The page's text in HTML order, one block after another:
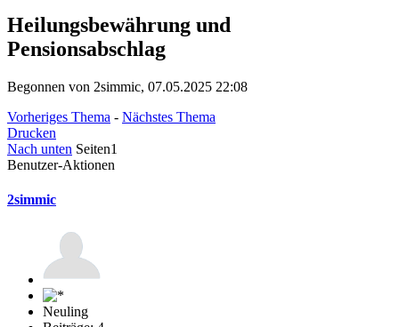
Heilungsbewährung und
Pensionsabschlag
Begonnen von 2simmic, 07.05.2025 22:08
Vorheriges Thema - Nächstes Thema
Drucken
Nach unten Seiten1
Benutzer-Aktionen
2simmic
Neuling